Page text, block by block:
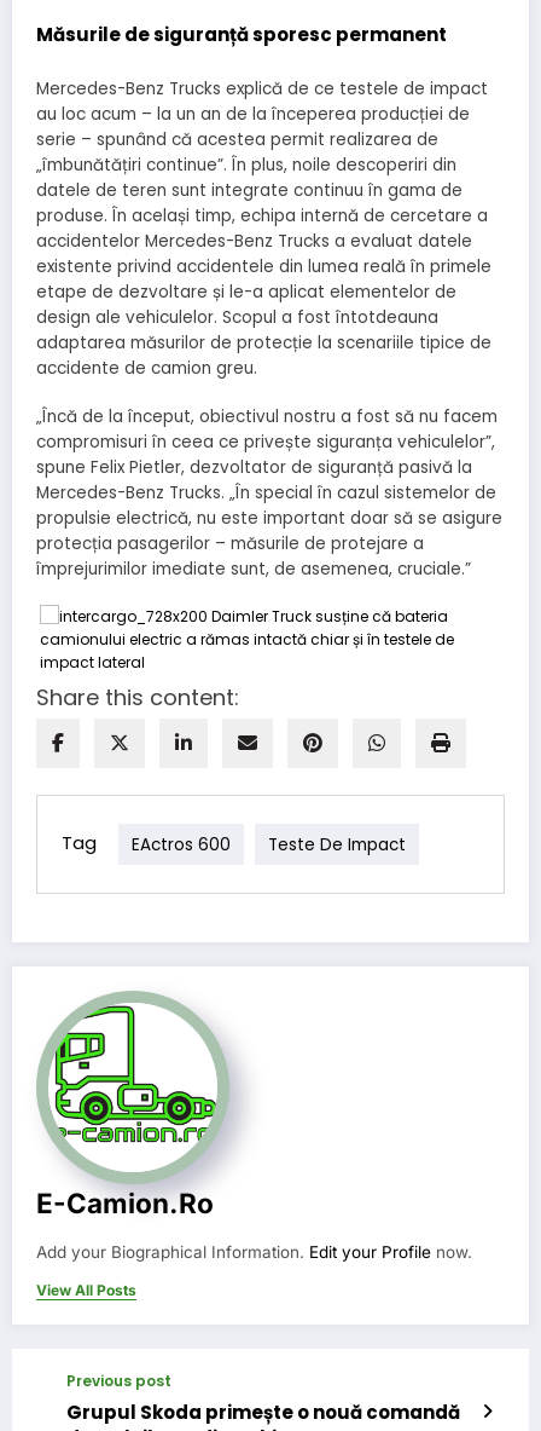
Măsurile de siguranță sporesc permanent
Mercedes-Benz Trucks explică de ce testele de impact
au loc acum – la un an de la începerea producției de
serie – spunând că acestea permit realizarea de
„îmbunătățiri continue”. În plus, noile descoperiri din
datele de teren sunt integrate continuu în gama de
produse. În același timp, echipa internă de cercetare a
accidentelor Mercedes-Benz Trucks a evaluat datele
existente privind accidentele din lumea reală în primele
etape de dezvoltare și le-a aplicat elementelor de
design ale vehiculelor. Scopul a fost întotdeauna
adaptarea măsurilor de protecție la scenariile tipice de
accidente de camion greu.
„Încă de la început, obiectivul nostru a fost să nu facem
compromisuri în ceea ce privește siguranța vehiculelor”,
spune Felix Pietler, dezvoltator de siguranță pasivă la
Mercedes-Benz Trucks. „În special în cazul sistemelor de
propulsie electrică, nu este important doar să se asigure
protecția pasagerilor – măsurile de protejare a
împrejurimilor imediate sunt, de asemenea, cruciale.”
Share this content:
Tag EActros 600 Teste De Impact
E-Camion.ro
Add your Biographical Information. Edit your Profile now.
View All Posts
Previous post
Grupul Skoda primește o nouă comandă